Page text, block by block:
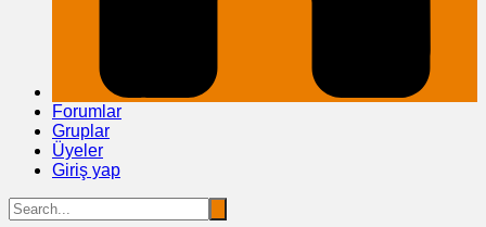
Forumlar
Gruplar
Üyeler
Giriş yap